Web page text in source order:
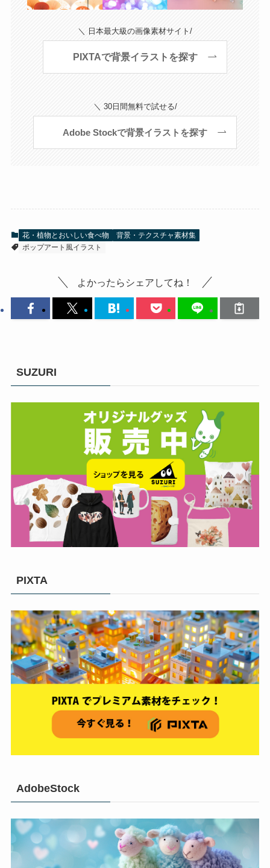
＼ 日本最大級の画像素材サイト/
PIXTAで背景イラストを探す
＼ 30日間無料で試せる/
Adobe Stockで背景イラストを探す
花・植物とおいしい食べ物
背景・テクスチャ素材集
ポップアート風イラスト
よかったらシェアしてね！
SUZURI
PIXTA
AdobeStock